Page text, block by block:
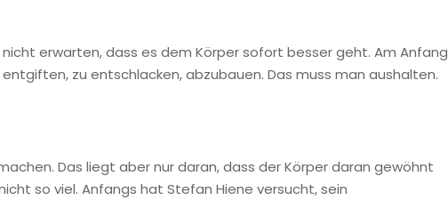
erwarten, dass es dem Körper sofort besser geht. Am Anfang
zu entschlacken, abzubauen. Das muss man aushalten.
Das liegt aber nur daran, dass der Körper daran gewöhnt
so viel. Anfangs hat Stefan Hiene versucht, sein